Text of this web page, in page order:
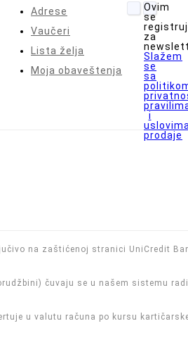
Adrese
Vaučeri
Lista želja
Moja obaveštenja
Ovim
se
za
Slažem
se
sa
i
uslovima
prodaje
na zaštićenoj stranici UniCredit
čuvaju se u našem sistemu
u valutu računa po kursu